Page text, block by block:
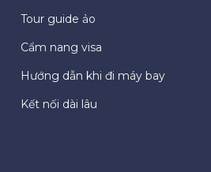
Tour guide ảo
Cẩm nang visa
Hướng dẫn khi đi máy bay
Kết nối dài lâu